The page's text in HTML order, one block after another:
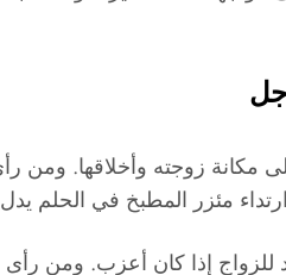
مكانة زوجته وأخلاقها. ومن
مئزر المطبخ في الحلم
للزواج إذا كان أعزب. ومن